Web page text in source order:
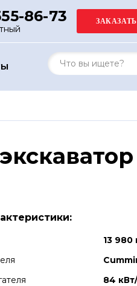
86-73
13 980
84